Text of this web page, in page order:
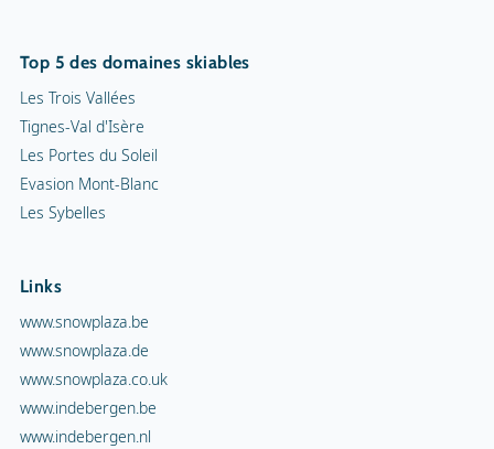
Top 5 des domaines skiables
Les Trois Vallées
Tignes-Val d'Isère
Les Portes du Soleil
Evasion Mont-Blanc
Les Sybelles
Links
www.snowplaza.be
www.snowplaza.de
www.snowplaza.co.uk
www.indebergen.be
www.indebergen.nl